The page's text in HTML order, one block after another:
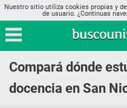
Nuestro sitio utiliza cookies propias y
de usuario. ¿Continuas
Compará dónde
docencia en San